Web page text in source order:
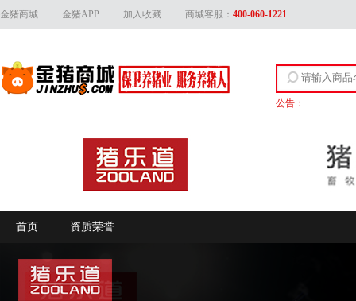
金猪商城 金猪APP 加入收藏 商城客服： 400-060-1221
公告：
首页 资质荣誉